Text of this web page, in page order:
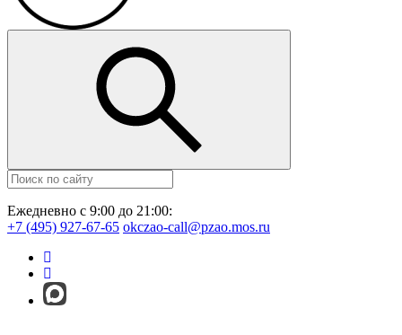
Ежедневно с 9:00 до 21:00:
+7 (495) 927-67-65 okczao-call@pzao.mos.ru